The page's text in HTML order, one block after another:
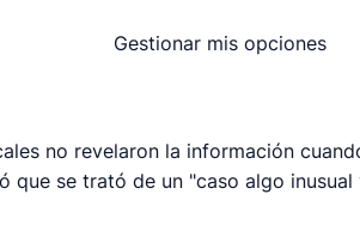
Gestionar mis opciones
no revelaron la información
que se trató de un "caso algo